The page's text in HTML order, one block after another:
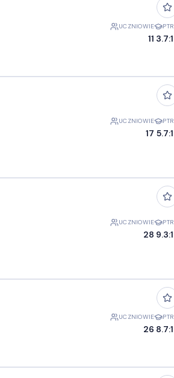
UCZNIOWIE
11
PTR
3.7:1
UCZNIOWIE
17
PTR
5.7:1
UCZNIOWIE
28
PTR
9.3:1
UCZNIOWIE
26
PTR
8.7:1